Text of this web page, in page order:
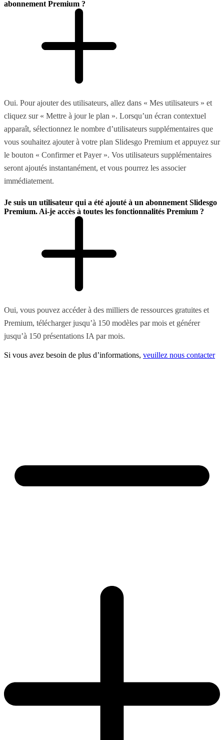
abonnement Premium ?
Oui. Pour ajouter des utilisateurs, allez dans « Mes utilisateurs » et
cliquez sur « Mettre à jour le plan ». Lorsqu’un écran contextuel
apparaît, sélectionnez le nombre d’utilisateurs supplémentaires que
vous souhaitez ajouter à votre plan Slidesgo Premium et appuyez sur
le bouton « Confirmer et Payer ». Vos utilisateurs supplémentaires
seront ajoutés instantanément, et vous pourrez les associer
immédiatement.
Je suis un utilisateur qui a été ajouté à un abonnement Slidesgo
Premium. Ai-je accès à toutes les fonctionnalités Premium ?
Oui, vous pouvez accéder à des milliers de ressources gratuites et
Premium, télécharger jusqu’à 150 modèles par mois et générer
jusqu’à 150 présentations IA par mois.
Si vous avez besoin de plus d’informations, veuillez nous contacter